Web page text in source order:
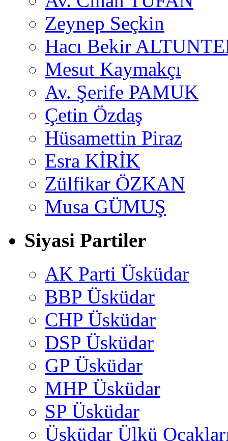
Zeynep Seçkin
Hacı Bekir
Mesut Kaymakçı
Av. Şerife PAMUK
Çetin Özdaş
Hüsamettin Piraz
Esra KİRİK
Zülfikar ÖZKAN
Musa GÜMUŞ
Siyasi Partiler
AK Parti Üsküdar
BBP Üsküdar
CHP Üsküdar
DSP Üsküdar
GP Üsküdar
MHP Üsküdar
SP Üsküdar
Üsküdar Ülkü